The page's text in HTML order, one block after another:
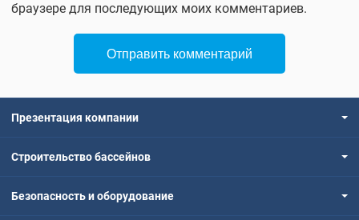
браузере для последующих моих комментариев.
Презентация компании
Строительство бассейнов
Безопасность и оборудование